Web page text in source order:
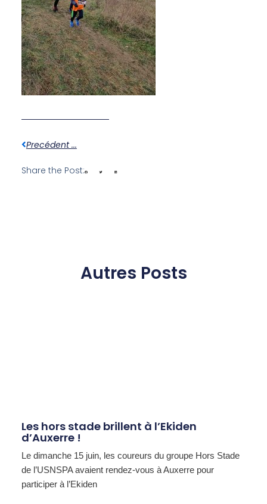
Precédent ...
Share the Post:
Autres Posts
Les hors stade brillent à l’Ekiden
d’Auxerre !
Le dimanche 15 juin, les coureurs du groupe Hors Stade
de l’USNSPA avaient rendez-vous à Auxerre pour
participer à l’Ekiden